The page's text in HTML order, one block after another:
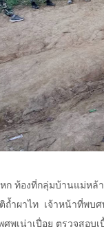
ก ท้องที่กลุ่มบ้านแม่หล้
ถ้ำผาไท เจ้าหน้าที่พบศ
เน่าเปื่อย ตรวจสอบเ